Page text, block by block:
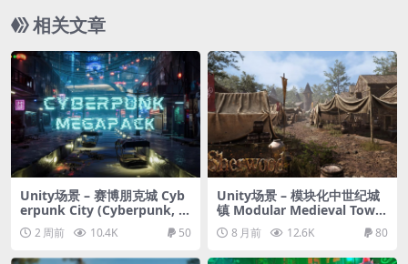
tasy Town, Town)
相关文章
Unity场景 – 赛博朋克城 Cyb
erpunk City (Cyberpunk, C
yberpunk City, Sci-Fi City)
2 周前 10.4K 50
Unity场景 – 模块化中世纪城
镇 Modular Medieval Town
(Medieval Town, Medieval
Village, Modular Town, Ca
mp)
8 月前 12.6K 80